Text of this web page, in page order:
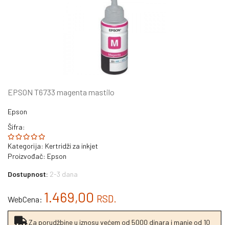
EPSON T6733 magenta mastilo
Epson
Šifra:
Kategorija: Kertridži za inkjet
Proizvođač: Epson
Dostupnost: 2-3 dana
WebCena: 1.469,00 RSD.
Za porudžbine u iznosu većem od 5000 dinara i manje od 10